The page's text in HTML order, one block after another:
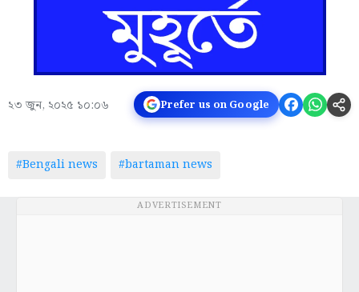
২৩ জুন, ২০২৫ ১০:০৬ Prefer us on Google
#Bengali news #bartaman news
ADVERTISEMENT